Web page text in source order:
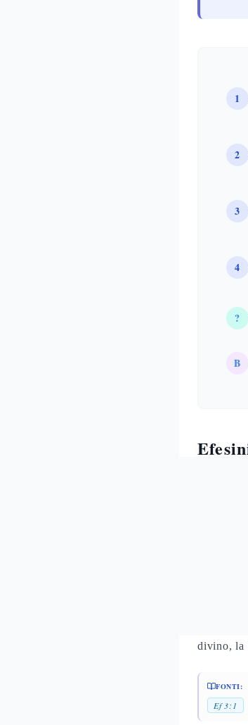
1
2
3
4
?
B
divino, la
FONTI:
Ef 3:1